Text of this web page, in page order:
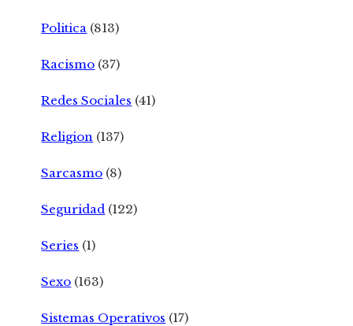
Politica (813)
Racismo (37)
Redes Sociales (41)
Religion (137)
Sarcasmo (8)
Seguridad (122)
Series (1)
Sexo (163)
Sistemas Operativos (17)